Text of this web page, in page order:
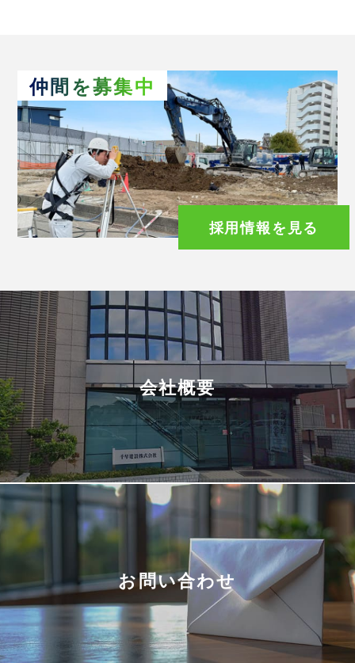
仲間を募集中
採用情報を見る
会社概要
お問い合わせ